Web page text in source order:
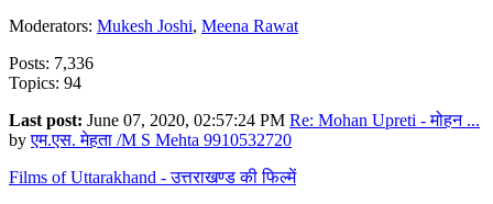
Moderators: Mukesh Joshi, Meena Rawat
Posts: 7,336
Topics: 94
Last post: June 07, 2020, 02:57:24 PM Re: Mohan Upreti - मोहन ...
byएम.एस. मेहता /M S Mehta 9910532720
Films of Uttarakhand - उत्तराखण्ड की फिल्में